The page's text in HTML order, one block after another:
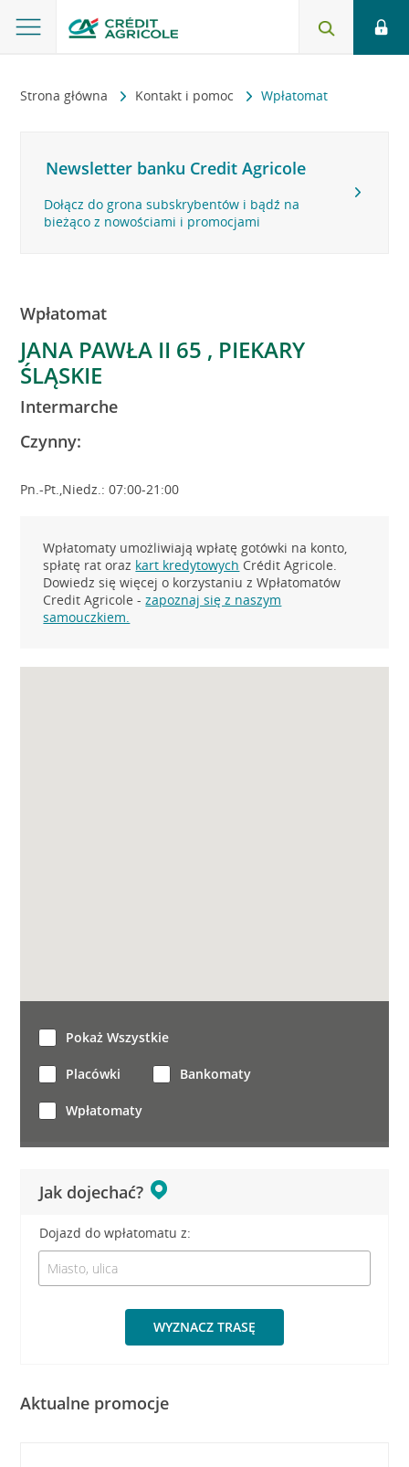
Strona główna Kontakt i pomoc Wpłatomat
Newsletter banku Credit Agricole
Dołącz do grona subskrybentów i bądź na
bieżąco z nowościami i promocjami
Wpłatomat
JANA PAWŁA II 65 , PIEKARY
ŚLĄSKIE
Intermarche
Czynny:
Pn.-Pt.,Niedz.: 07:00-21:00
Wpłatomaty umożliwiają wpłatę gotówki na konto,
spłatę rat oraz kart kredytowych Crédit Agricole.
Dowiedz się więcej o korzystaniu z Wpłatomatów
Credit Agricole -zapoznaj się z naszym
samouczkiem.
Jak dojechać?
Dojazd do wpłatomatu z:
WYZNACZ TRASĘ
Pokaż Wszystkie
Placówki Bankomaty
Wpłatomaty
Aktualne promocje